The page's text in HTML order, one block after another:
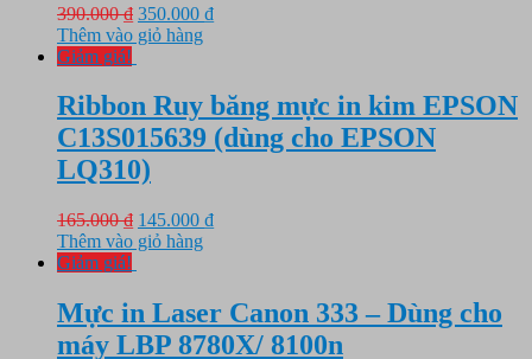
390.000₫ Giá
gốc
350.000 ₫Giá
350.000 ₫.
Thêm vào giỏ hàng
Giảm giá!
Ribbon Ruy băng mực in kim EPSON
C13S015639 (dùng cho EPSON
LQ310)
165.000₫ Giá
gốc
145.000 ₫Giá
145.000 ₫.
Thêm vào giỏ hàng
Giảm giá!
Mực in Laser Canon 333 – Dùng cho
máy LBP 8780X/ 8100n